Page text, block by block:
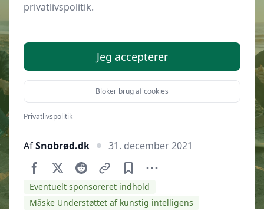
5 gode tips til at lave det perfekte
AfSnobrød.dk 31. december 2021
Eventuelt sponsoreret indhold
Måske Understøttet af kunstig intelligens
privatlivspolitik.
Jeg accepterer
Bloker brug af cookies
Privatlivspolitik